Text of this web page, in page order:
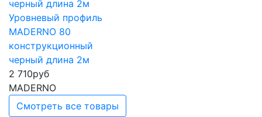
Уровневый профиль
MADERNO 80
конструкционный
черный длина 2м
2 710руб
MADERNO
Смотреть все товары